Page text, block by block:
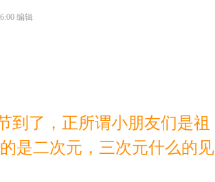
编辑
到了，正所谓小朋友们是祖
是二次元，三次元什么的见